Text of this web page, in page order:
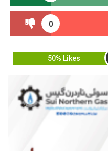
0
50% Likes